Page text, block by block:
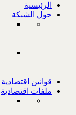
الرئيسية
حول الشبكة
قوانين اقتصادية
ملفات اقتصادية